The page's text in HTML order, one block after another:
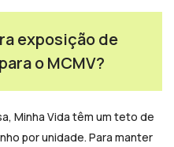
exposição de
o MCMV?
Minha Vida têm um teto de
por unidade. Para manter